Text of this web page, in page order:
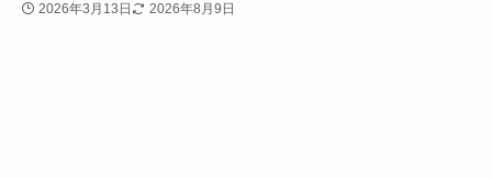
2026年3月13日 2026年8月9日